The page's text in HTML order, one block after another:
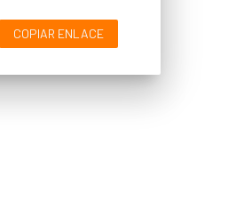
COPIAR ENLACE